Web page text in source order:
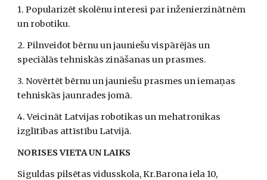
1. Popularizēt skolēnu interesi par inženierzinātnēm
un robotiku.
2. Pilnveidot bērnu un jauniešu vispārējās un
speciālās tehniskās zināšanas un prasmes.
3. Novērtēt bērnu un jauniešu prasmes un iemaņas
tehniskās jaunrades jomā.
4. Veicināt Latvijas robotikas un mehatronikas
izglītības attīstību Latvijā.
NORISES VIETA UN LAIKS
Siguldas pilsētas vidusskola, Kr.Barona iela 10,